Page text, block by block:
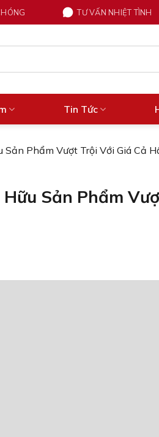
TƯ VẤN NHIỆT TÌNH
Tin Tức
Sản Phẩm Vượt Trội Với Giá Cả
Hữu Sản Phẩm